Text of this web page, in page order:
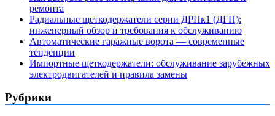
ремонта
Радиальные щеткодержатели серии ДРПк1 (ДГП):
инженерный обзор и требования к обслуживанию
Автоматические гаражные ворота — современные
тенденции
Импортные щеткодержатели: обслуживание зарубежных
электродвигателей и правила замены
Рубрики